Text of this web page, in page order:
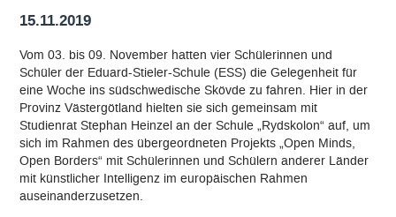
15.11.2019
Vom 03. bis 09. November hatten vier Schülerinnen und
Schüler der Eduard-Stieler-Schule (ESS) die Gelegenheit für
eine Woche ins südschwedische Skövde zu fahren. Hier in der
Provinz Västergötland hielten sie sich gemeinsam mit
Studienrat Stephan Heinzel an der Schule „Rydskolon“ auf, um
sich im Rahmen des übergeordneten Projekts „Open Minds,
Open Borders“ mit Schülerinnen und Schülern anderer Länder
mit künstlicher Intelligenz im europäischen Rahmen
auseinanderzusetzen.